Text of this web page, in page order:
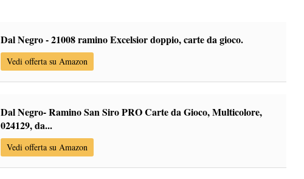
Dal Negro - 21008 ramino Excelsior doppio, carte da gioco.
Vedi offerta su Amazon
Dal Negro- Ramino San Siro PRO Carte da Gioco, Multicolore,
024129, da...
Vedi offerta su Amazon